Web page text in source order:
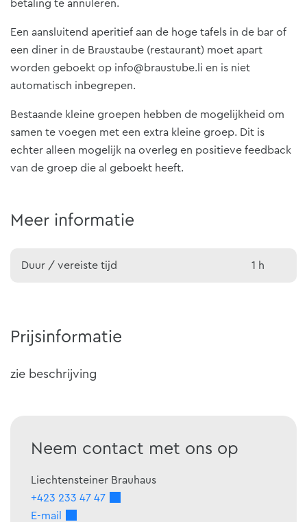
betaling te annuleren.
Een aansluitend aperitief aan de hoge tafels in de bar of
een diner in de Braustaube (restaurant) moet apart
worden geboekt op info@braustube.li en is niet
automatisch inbegrepen.
Bestaande kleine groepen hebben de mogelijkheid om
samen te voegen met een extra kleine groep. Dit is
echter alleen mogelijk na overleg en positieve feedback
van de groep die al geboekt heeft.
Meer informatie
Duur / vereiste tijd 1 h
Prijsinformatie
zie beschrijving
Neem contact met ons op
Liechtensteiner Brauhaus
+423 233 47 47
E-mail